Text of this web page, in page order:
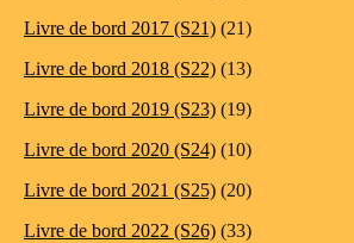
Livre de bord 2017 (S21) (21)
Livre de bord 2018 (S22) (13)
Livre de bord 2019 (S23) (19)
Livre de bord 2020 (S24) (10)
Livre de bord 2021 (S25) (20)
Livre de bord 2022 (S26) (33)